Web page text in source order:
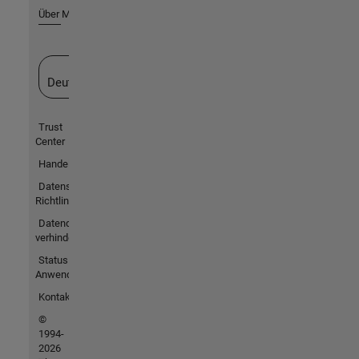
Über MathWorks
Deutschland
Trust
Center
Handelsmarken
Datenschutz-
Richtlinien
Datendiebstahl
verhindern
Status von
Anwendungen
Kontakt
©
1994-
2026